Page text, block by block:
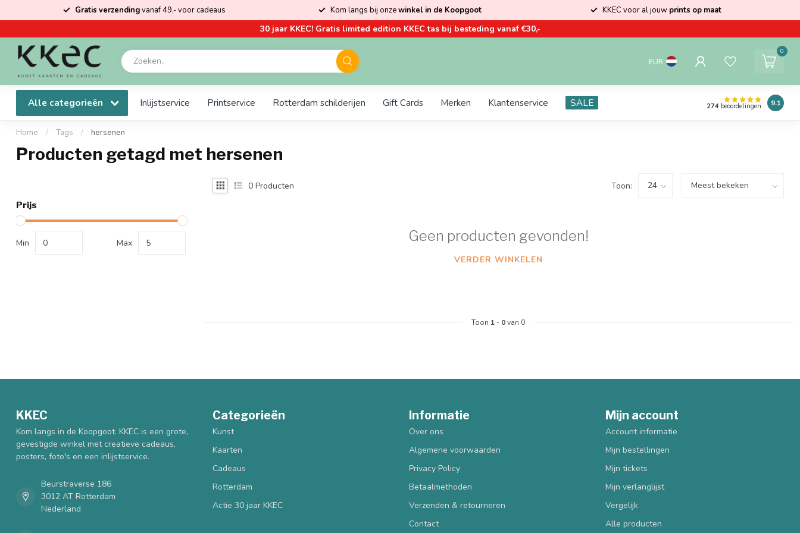
Gratis verzendingvanaf 49,- voor cadeaus Kom langs bij onzewinkel in de Koopgoot KKEC voor al jouw prints op maat
30 jaar KKEC! Gratis limited edition KKEC tas bij besteding vanaf €30,-
EUR
0
Alle categorieën Inlijstservice Printservice Rotterdam schilderijen Gift Cards Merken Klantenservice SALE 274 beoordelingen 9.1
Home / Tags / hersenen
Producten getagd met hersenen
Prijs
Min Max
0 Producten Toon:
Geen producten gevonden!
VERDER WINKELEN
Toon 1 - 0van 0
KKEC
Kom langs in de Koopgoot. KKEC is een grote,
gevestigde winkel met creatieve cadeaus,
posters, foto's en een inlijstservice.
Beurstraverse 186
3012 AT Rotterdam
Nederland
Categorieën
Kunst
Kaarten
Cadeaus
Rotterdam
Actie 30 jaar KKEC
Informatie
Over ons
Algemene voorwaarden
Privacy Policy
Betaalmethoden
Verzenden & retourneren
Contact
Mijn account
Account informatie
Mijn bestellingen
Mijn tickets
Mijn verlanglijst
Vergelijk
Alle producten